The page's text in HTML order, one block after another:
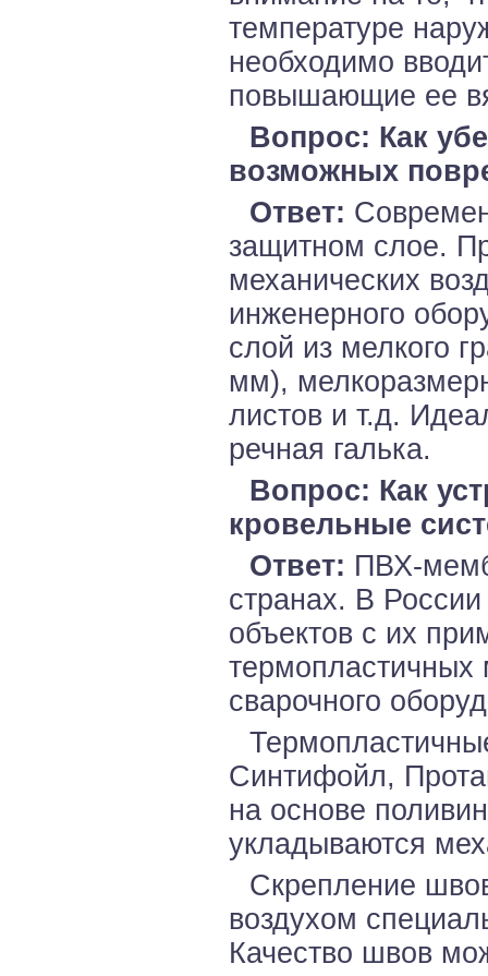
температуре
необходимо
повышающие ее
Вопрос: Как
возможных
Ответ:
защитном слое.
механических
инженерного
слой из мелкого
мм),
листов и т.д.
речная галька.
Вопрос: Как
кровельные
Ответ: ПВХ-
странах. В
объектов с их
термопластичных
сварочного
Синтифойл,
на основе
укладываются
Скрепление
воздухом
Качество швов